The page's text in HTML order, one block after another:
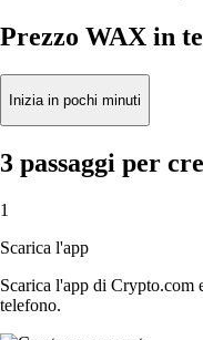
Prezzo WAX in
Inizia in pochi minuti
3 passaggi per
1
Scarica l'app
Scarica l'app di Crypto.com
telefono.